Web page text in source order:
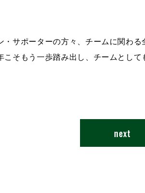
・サポーターの方々、チームに関わる
そもう一歩踏み出し、チームとして
next